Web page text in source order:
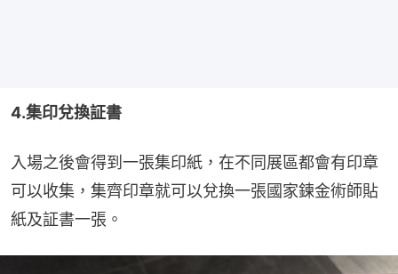
4.集印兌換証書
入場之後會得到一張集印紙，在不同展區都會有印章
可以收集，集齊印章就可以兌換一張國家鍊金術師貼
紙及証書一張。